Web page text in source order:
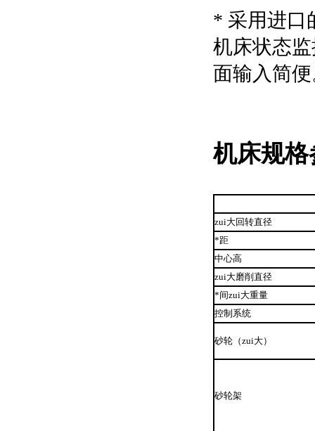
* 采用进口
机床状态
面输入简
机床规格
zui大回转直径
*距
中心高
zui大磨削直径
*间zui大重量
控制系统
砂轮（zui大）
砂轮架